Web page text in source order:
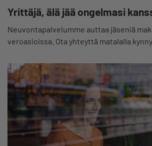
Yrittäjä, älä jää ongelmasi
Neuvontapalvelumme auttaa jäseniä
veroasioissa. Ota yhteyttä matalalla